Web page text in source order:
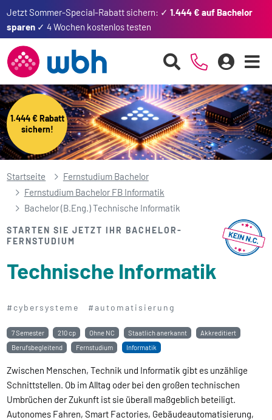
Jetzt Sommer-Special-Rabatt sichern: ✓1.444 € auf Bachelor
sparen ✓ 4 Wochen kostenlos testen
1.444 € Rabatt
sichern!
Startseite
Fernstudium Bachelor
Fernstudium Bachelor FB Informatik
Bachelor (B.Eng.) Technische Informatik
STARTEN SIE JETZT IHR BACHELOR-
FERNSTUDIUM
Technische Informatik
#cybersysteme #automatisierung
7 Semester 210 cp Ohne NC Staatlich anerkannt
Akkreditiert
Berufsbegleitend
Fernstudium Informatik
Zwischen Menschen, Technik und Informatik gibt es unzählige
Schnittstellen. Ob im Alltag oder bei den großen technischen
Umbrüchen der Zukunft ist sie überall maßgeblich beteiligt.
Autonomes Fahren, Smart Factories, Gebäudeautomatisierung,